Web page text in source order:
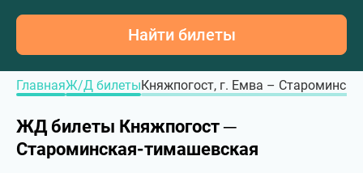
Найти билеты
ГлавнаяЖ/Д билетыКняжпогост, г. Емва –
ЖД билеты Княжпогост ─
Староминская-тимашевская